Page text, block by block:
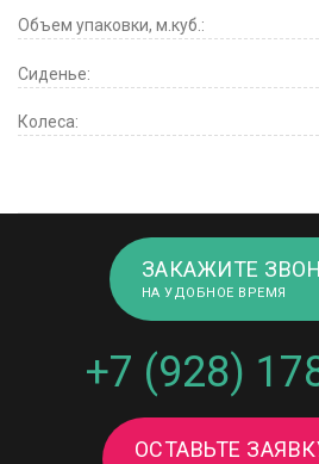
Объем упаковки, м.куб.:
Сиденье:
Колеса:
ЗАКАЖИТЕ
НА УДОБНОЕ ВРЕМЯ
+7 (928)
ОСТАВЬТЕ